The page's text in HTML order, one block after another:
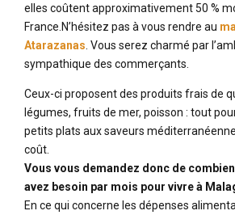
elles coûtent approximativement 50 %
France.N’hésitez pas à vous rendre au
Atarazanas . Vous serez charmé par
sympathique des commerçants.
Ceux-ci proposent des produits frais de
légumes, fruits de mer, poisson : tout
petits plats aux saveurs
coût.
Vous vous demandez donc de
avez besoin par mois pour vivre à
En ce qui concerne les dépenses